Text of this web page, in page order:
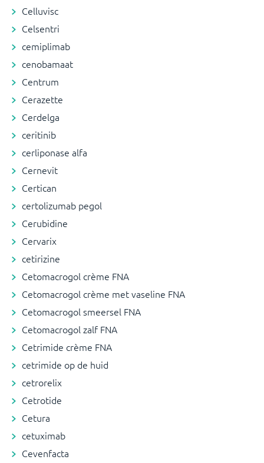
Celluvisc
Celsentri
cemiplimab
cenobamaat
Centrum
Cerazette
Cerdelga
ceritinib
cerliponase alfa
Cernevit
Certican
certolizumab pegol
Cerubidine
Cervarix
cetirizine
Cetomacrogol crème FNA
Cetomacrogol crème met vaseline FNA
Cetomacrogol smeersel FNA
Cetomacrogol zalf FNA
Cetrimide crème FNA
cetrimide op de huid
cetrorelix
Cetrotide
Cetura
cetuximab
Cevenfacta